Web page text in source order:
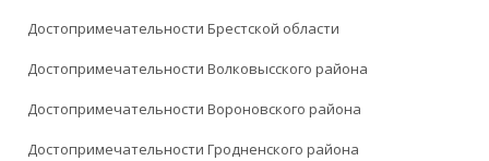
Достопримечательности Брестской области
Достопримечательности Волковысского района
Достопримечательности Вороновского района
Достопримечательности Гродненского района